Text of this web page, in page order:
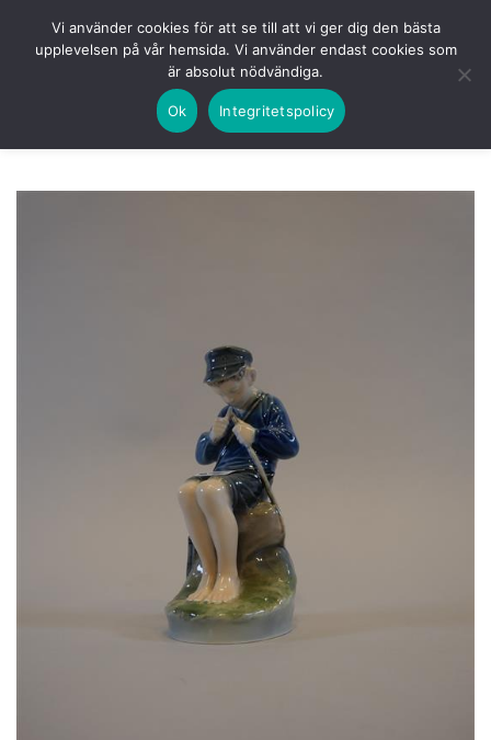
KOMMANDE LOGGA IN
Vi använder cookies för att se till att vi ger dig den bästa
upplevelsen på vår hemsida. Vi använder endast cookies som
är absolut nödvändiga.
Ok Integritetspolicy